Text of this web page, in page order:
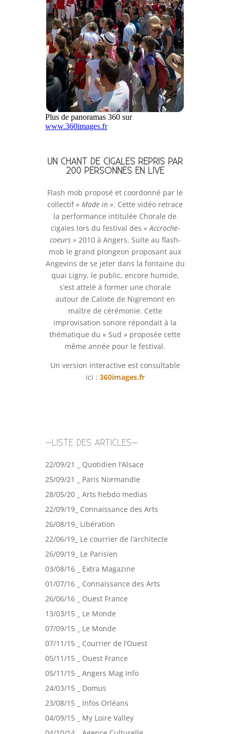
UN CHANT DE CIGALES REPRIS PAR
200 PERSONNES EN LIVE
​Flash mob proposé et coordonné par le
collectif« Made in ». Cette vidéo retrace
la performance intitulée Chorale de
cigales lors du festival des « Accroche-
coeurs » 2010 à Angers. Suite au flash-
mob le grand plongeon proposant aux
Angevins de se jeter dans la fontaine du
quai Ligny, le public, encore humide,
s’est attelé à former une chorale
autour de Calixte de Nigremont en
maître de cérémonie. Cette
improvisation sonore répondait à la
thématique du « Sud » proposée cette
même année pour le festival.
Un version interactive est consultable
ici : 360images.fr
–LISTE DES ARTICLES–
22/09/21 _ Quotidien l’Alsace
25/09/21 _ Paris Normandie
28/05/20 _ Arts hebdo medias
22/09/19_ Connaissance des Arts
26/08/19_ Libération
22/06/19_ Le courrier de l’architecte
26/09/19_ Le Parisien
03/08/16 _ Extra Magazine
01/07/16 _ Connaissance des Arts
26/06/16 _ Ouest France
13/03/15 _ Le Monde
07/09/15 _ Le Monde
07/11/15 _ Courrier de l’Ouest
05/11/15 _ Ouest France
05/11/15 _ Angers Mag Info
24/03/15 _ Domus
23/08/15 _ Infos Orléans
04/09/15 _ My Loire Valley